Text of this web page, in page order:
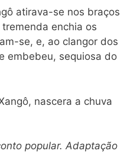
atirava-se nos braços
enchia os
se, e, ao clangor dos
embebeu, sequiosa do
nascera a chuva
popular. Adaptação